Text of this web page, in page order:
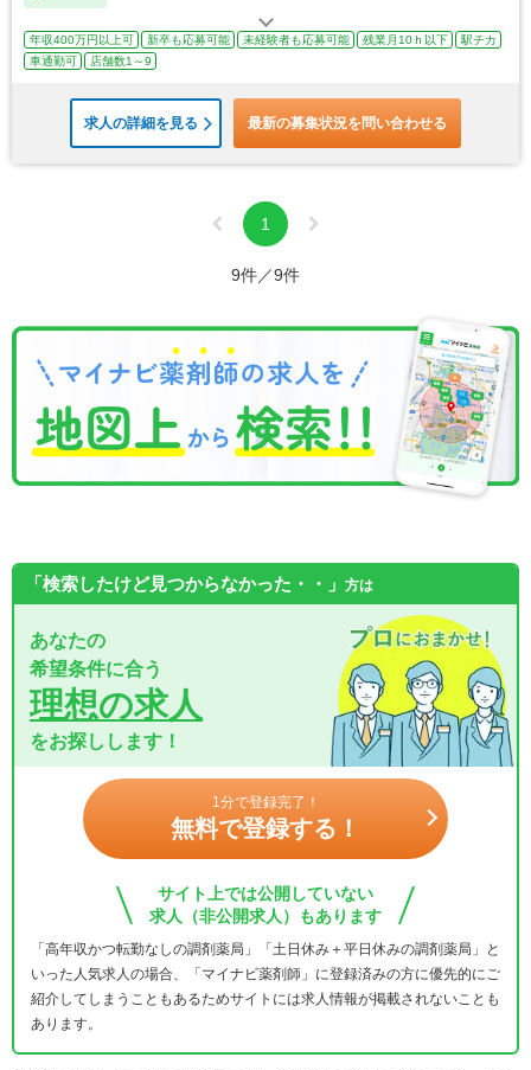
年収400万円以上可 新卒も応募可能 未経験者も応募可能 残業月10ｈ以下
駅チカ
車通勤可
店舗数1～9
求人の詳細を見る 最新の募集状況を問い合わせる
1
9件／9件
「検索したけど見つからなかった・・」 方は
あなたの
希望条件に合う
理想の求人
をお探しします！
1分で登録完了！
無料で登録する！
サイト上では公開していない
求人（非公開求人）もあります
「高年収かつ転勤なしの調剤薬局」「土日休み＋平日休みの調剤薬局」と
いった人気求人の場合、「マイナビ薬剤師」に登録済みの方に優先的にご
紹介してしまうこともあるためサイトには求人情報が掲載されないことも
あります。